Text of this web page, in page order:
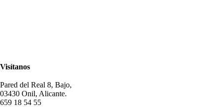
Visítanos
Pared del Real 8, Bajo,
03430 Onil, Alicante.
659 18 54 55